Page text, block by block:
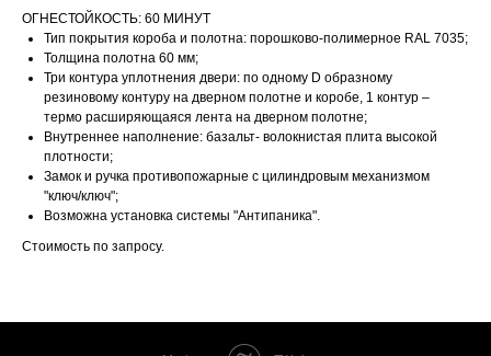
ОГНЕСТОЙКОСТЬ: 60 МИНУТ
Тип покрытия короба и полотна: порошково-полимерное RAL 7035;
Толщина полотна 60 мм;
Три контура уплотнения двери: по одному D образному
резиновому контуру на дверном полотне и коробе, 1 контур –
термо расширяющаяся лента на дверном полотне;
Внутреннее наполнение: базальт- волокнистая плита высокой
плотности;
Замок и ручка противопожарные с цилиндровым механизмом
"ключ/ключ";
Возможна установка системы "Антипаника".
Стоимость по запросу.